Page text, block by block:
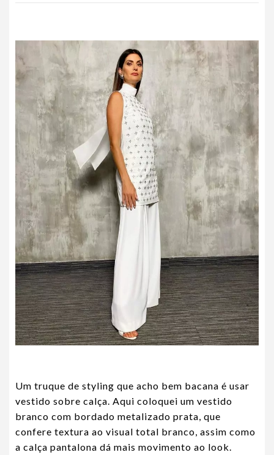
Um truque de styling que acho bem bacana é usar
vestido sobre calça. Aqui coloquei um vestido
branco com bordado metalizado prata, que
confere textura ao visual total branco, assim como
a calça pantalona dá mais movimento ao look.